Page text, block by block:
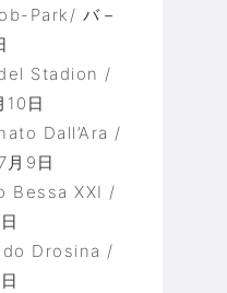
Park/ バ－
Stadion /
日
Dall’Ara /
9日
Bessa XXI /
Drosina /